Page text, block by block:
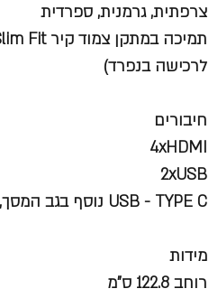
צרפתית, גרמנית, ספרדית
לרכישה בנפרד)
חיבורים
4xHDMI
2xUSB
USB - TYPE C נוסף בגב המסך, עבור המצלמה
מידות
רוחב 122.8 ס"מ